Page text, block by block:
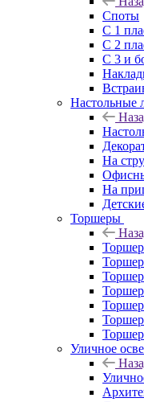
Споты
С 1
С 2
С 3 и
Настольные
На
На
Торшеры
Уличное